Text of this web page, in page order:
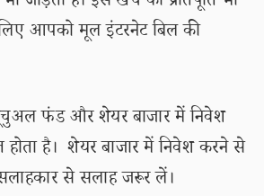
आपको मूल इंटरनेट बिल की
फंड और शेयर बाजार में निवेश
होता है। शेयर बाजार में निवेश करने से
से सलाह जरूर लें।